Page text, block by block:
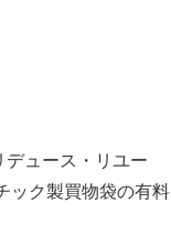
ュース・リユー
ック製買物袋の有料